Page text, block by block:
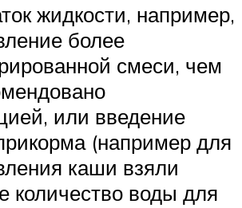
жидкости, например,
более
смеси, чем
или введение
(например для
каши взяли
количество воды для